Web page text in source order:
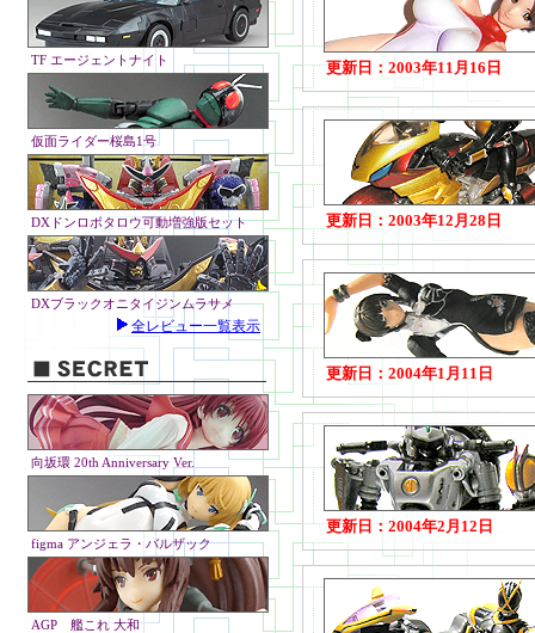
TF エージェントナイト
仮面ライダー桜島1号
DXドンロボタロウ可動増強版セット
DXブラックオニタイジンムラサメ
全レビュー一覧表示
向坂環 20th Anniversary Ver.
figma アンジェラ・バルザック
AGP 艦これ 大和
更新日：2003年11月16日
更新日：2003年12月28日
更新日：2004年1月11日
更新日：2004年2月12日